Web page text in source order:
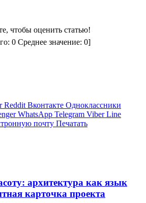
чтобы оценить статью!
0 Среднее значение: 0]
Reddit Вконтакте Одноклассники
WhatsApp Telegram Viber Line
почту Печатать
архитектура как язык
карточка проекта